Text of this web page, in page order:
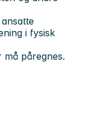
i fysisk
må påregnes.